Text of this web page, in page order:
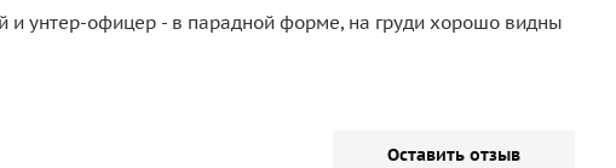
и унтер-офицер - в парадной форме, на груди хорошо видны
Оставить отзыв